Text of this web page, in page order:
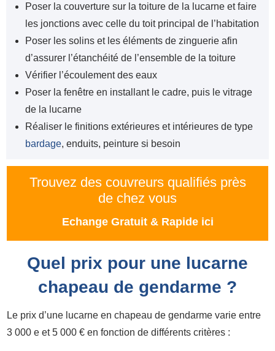
Poser la couverture sur la toiture de la lucarne et faire
les jonctions avec celle du toit principal de l’habitation
Poser les solins et les éléments de zinguerie afin
d’assurer l’étanchéité de l’ensemble de la toiture
Vérifier l’écoulement des eaux
Poser la fenêtre en installant le cadre, puis le vitrage
de la lucarne
Réaliser le finitions extérieures et intérieures de type
bardage, enduits, peinture si besoin
Trouvez des couvreurs qualifiés près
de chez vous
Echange Gratuit & Rapide ici
Quel prix pour une lucarne
chapeau de gendarme ?
Le prix d’une lucarne en chapeau de gendarme varie entre
3 000 e et 5 000 € en fonction de différents critères :